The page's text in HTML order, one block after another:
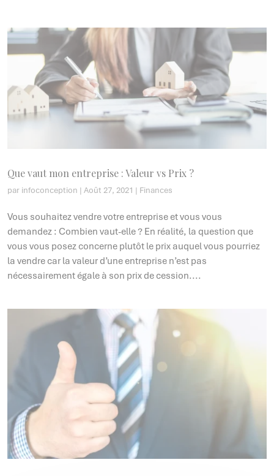
Que vaut mon entreprise : Valeur vs Prix ?
par infoconception | Août 27, 2021 | Finances
Vous souhaitez vendre votre entreprise et vous vous
demandez : Combien vaut-elle ? En réalité, la question que
vous vous posez concerne plutôt le prix auquel vous pourriez
la vendre car la valeur d’une entreprise n’est pas
nécessairement égale à son prix de cession....